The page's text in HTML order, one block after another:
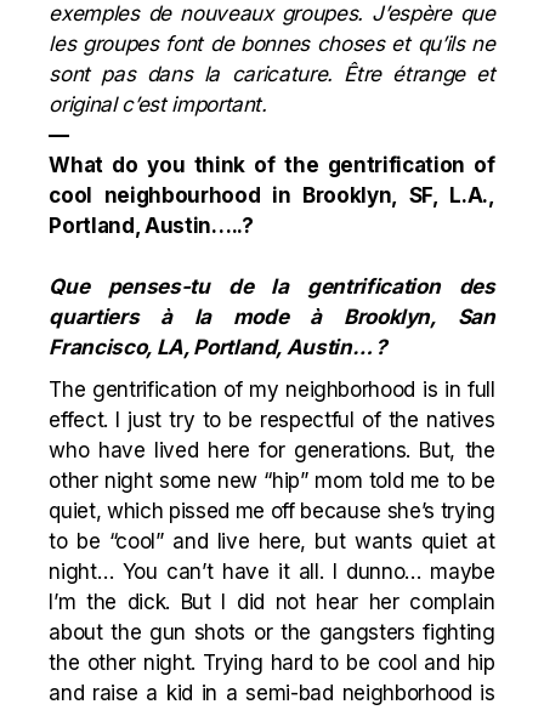
exemples de nouveaux groupes. J’espère que
les groupes font de bonnes choses et qu’ils ne
sont pas dans la caricature. Être étrange et
original c’est important.
—
What do you think of the gentrification of
cool neighbourhood in Brooklyn, SF, L.A.,
Portland, Austin…..?
Que penses-tu de la gentrification des
quartiers à la mode à Brooklyn, San
Francisco, LA, Portland, Austin… ?
The gentrification of my neighborhood is in full
effect. I just try to be respectful of the natives
who have lived here for generations. But, the
other night some new “hip” mom told me to be
quiet, which pissed me off because she’s trying
to be “cool” and live here, but wants quiet at
night… You can’t have it all. I dunno… maybe
I’m the dick. But I did not hear her complain
about the gun shots or the gangsters fighting
the other night. Trying hard to be cool and hip
and raise a kid in a semi-bad neighborhood is